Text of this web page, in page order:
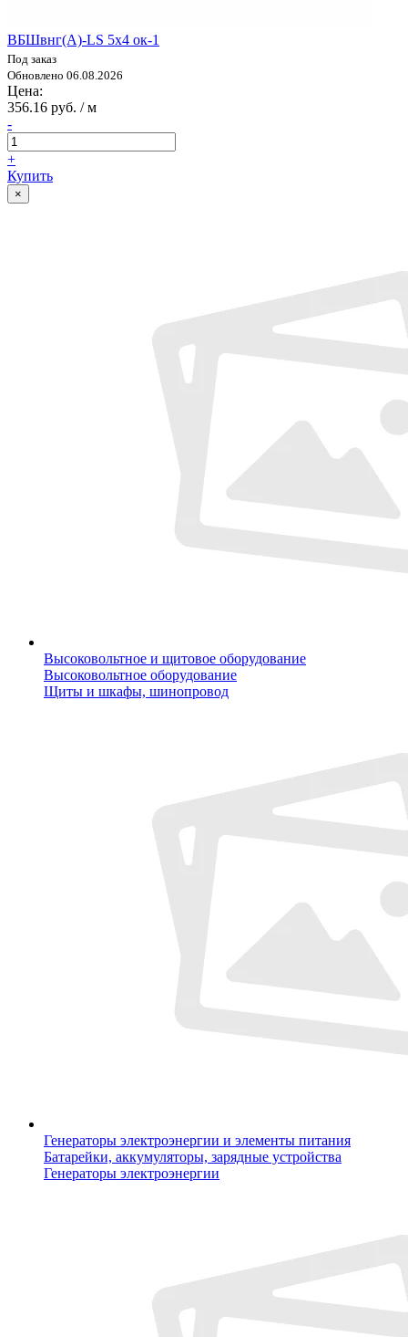
ВБШвнг(А)-LS 5х4 ок-1
Под заказ
Обновлено 06.08.2026
Цена:
356.16 руб. / м
-
+
Купить
×
Высоковольтное и щитовое оборудование
Высоковольтное оборудование
Щиты и шкафы, шинопровод
Генераторы электроэнергии и элементы питания
Батарейки, аккумуляторы, зарядные устройства
Генераторы электроэнергии